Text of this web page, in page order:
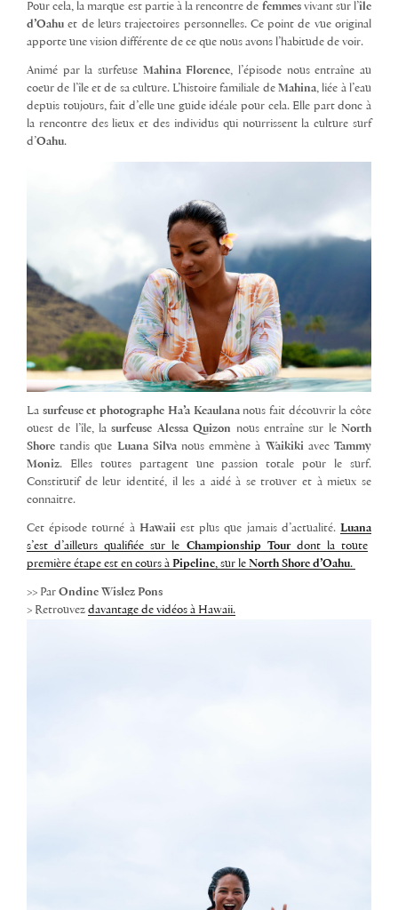
Pour cela, la marque est partie à la rencontre de femmesvivant sur l’île
d’Oahu et de leurs trajectoires personnelles. Ce point de vue original
apporte une vision différente de ce que nous avons l’habitude de voir.
Animé par la surfeuse Mahina Florence, l’épisode nous entraîne au
coeur de l’île et de sa culture. L’histoire familiale deMahina, liée à l’eau
depuis toujours, fait d’elle une guide idéale pour cela. Elle part donc à
la rencontre des lieux et des individus qui nourrissent la culture surf
d’Oahu.
La surfeuse et photographe Ha’a Keaulananous fait découvrir la côte
ouest de l’île, lasurfeuse Alessa Quizon nous entraîne sur leNorth
Shore tandis que Luana Silvanous emmène à Waikiki avecTammy
Moniz. Elles toutes partagent une passion totale pour le surf.
Constitutif de leur identité, il les a aidé à se trouver et à mieux se
connaitre.
Cet épisode tourné àHawaiiest plus que jamais d’actualité. Luana
s’est d’ailleurs qualifiée sur le Championship Tourdont la toute
première étape est en cours à Pipeline, sur le North Shore d’Oahu.
>> Par Ondine Wislez Pons
> Retrouvez davantage de vidéos à Hawaii.